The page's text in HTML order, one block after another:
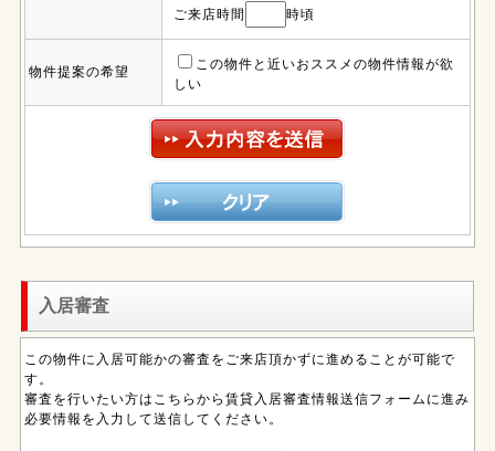
ご来店時間
時頃
物件提案の希望
この物件と近いおススメの物件情報が欲
しい
入居審査
この物件に入居可能かの審査をご来店頂かずに進めることが可能で
す。
審査を行いたい方はこちらから賃貸入居審査情報送信フォームに進み
必要情報を入力して送信してください。